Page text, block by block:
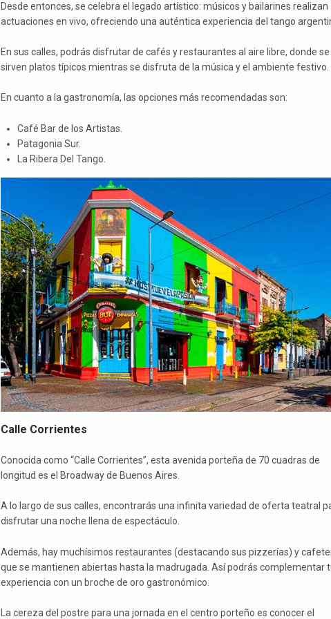
Desde entonces, se celebra el legado artístico: músicos y bailarines realizan
actuaciones en vivo, ofreciendo una auténtica experiencia del tango
En sus calles, podrás disfrutar de cafés y restaurantes al aire libre, donde se
sirven platos típicos mientras se disfruta de la música y el ambiente festivo.
En cuanto a la gastronomía, las opciones más recomendadas son:
Café Bar de los Artistas.
Patagonia Sur.
La Ribera Del Tango.
Calle Corrientes
Conocida como “Calle Corrientes”, esta avenida porteña de 70 cuadras de
longitud es el Broadway de Buenos Aires.
A lo largo de sus calles, encontrarás una infinita variedad de oferta teatral
disfrutar una noche llena de espectáculo.
Además, hay muchísimos restaurantes (destacando sus pizzerías) y
que se mantienen abiertas hasta la madrugada. Así podrás complementar
experiencia con un broche de oro gastronómico.
La cereza del postre para una jornada en el centro porteño es conocer el